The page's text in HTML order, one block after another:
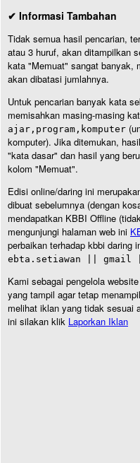
✔ Informasi Tambahan
Tidak semua hasil pencarian,
atau 3 huruf, akan ditampilkan
kata "Memuat" sangat banyak,
akan dibatasi jumlahnya.
Untuk pencarian banyak kata
memisahkan masing-masing
ajar,program,komputer
komputer). Jika ditemukan,
"kata dasar" dan hasil yang
kolom "Memuat".
Edisi online/daring ini
dibuat sebelumnya (dengan
mendapatkan KBBI Offline
mengunjungi halaman web ini
perbaikan terhadap kbbi daring
ebta.setiawan || gmail
Kami sebagai pengelola
yang tampil agar tetap
melihat iklan yang tidak sesuai
ini silakan klik Laporkan Iklan